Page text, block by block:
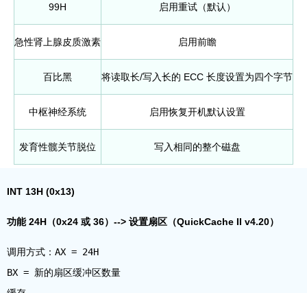
99H 启用重试（默认）
急性肾上腺皮质激素 启用前瞻
百比黑 将读取长/写入长的 ECC 长度设置为四个字节
中枢神经系统 启用恢复开机默认设置
发育性髋关节脱位 写入相同的整个磁盘
INT 13H (0x13)
功能 24H（0x24 或 36）--> 设置扇区（QuickCache II v4.20）
调用方式：AX = 24H
BX = 新的扇区缓冲区数量